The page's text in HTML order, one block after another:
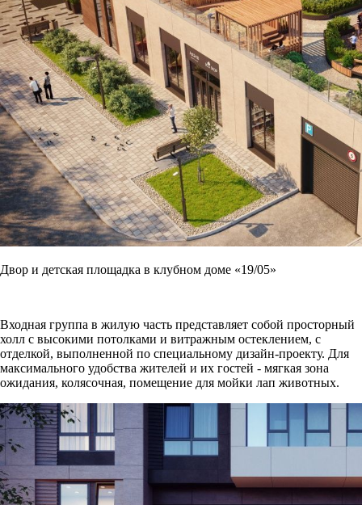
Двор и детская площадка в клубном доме «19/05»
Входная группа в жилую часть представляет собой просторный
холл с высокими потолками и витражным остеклением, с
отделкой, выполненной по специальному дизайн-проекту. Для
максимального удобства жителей и их гостей - мягкая зона
ожидания, колясочная, помещение для мойки лап животных.